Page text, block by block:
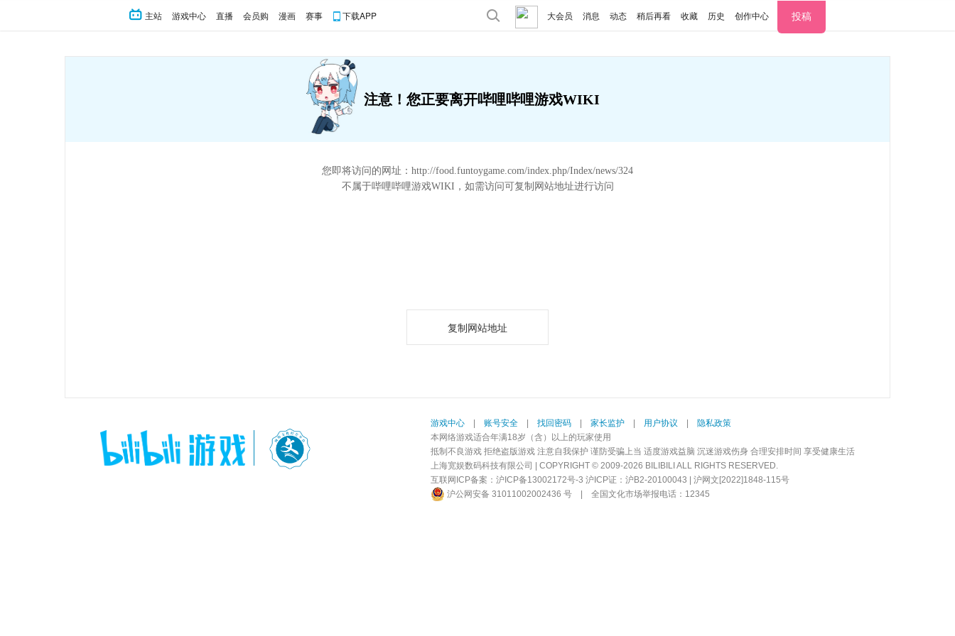
主站 游戏中心 直播 会员购 漫画 赛事 下载APP 大会员 消息 动态 稍后再看 收藏 历史 创作中心 投稿
注意！您正要离开哔哩哔哩游戏WIKI
您即将访问的网址： http://food.funtoygame.com/index.php/Index/news/324
不属于哔哩哔哩游戏WIKI，如需访问可复制网站地址进行访问
复制网站地址
游戏中心 账号安全 找回密码 家长监护 用户协议
隐私政策
本网络游戏适合年满18岁（含）以上的玩家使用
抵制不良游戏 拒绝盗版游戏 注意自我保护 谨防受骗上当 适度游戏益脑 沉迷游戏伤身 合理安排时间 享受健康生活
上海宽娱数码科技有限公司 | COPYRIGHT © 2009-2026 BILIBILI ALL RIGHTS RESERVED.
互联网ICP备案： 沪ICP备13002172号-3 沪ICP证：沪B2-20100043 | 沪网文[2022]1848-115号
沪公网安备 31011002002436 号
全国文化市场举报电话：12345